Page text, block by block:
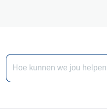
Hoe kunnen we jou helpen?